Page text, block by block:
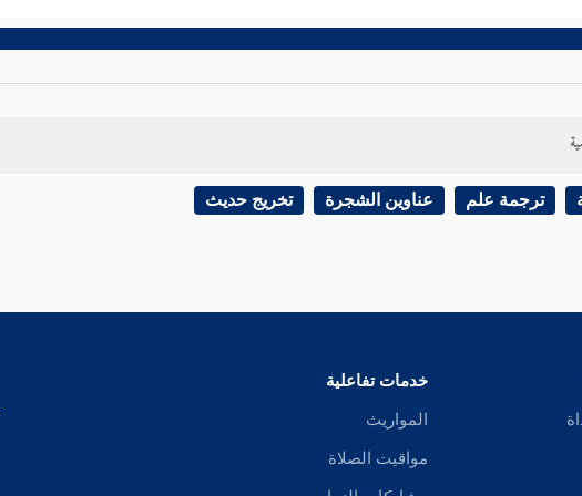
ترجمة علم عناوين الشجرة تخريج حديث
خدمات تفاعلية
المواريث
مواقيت الصلاة